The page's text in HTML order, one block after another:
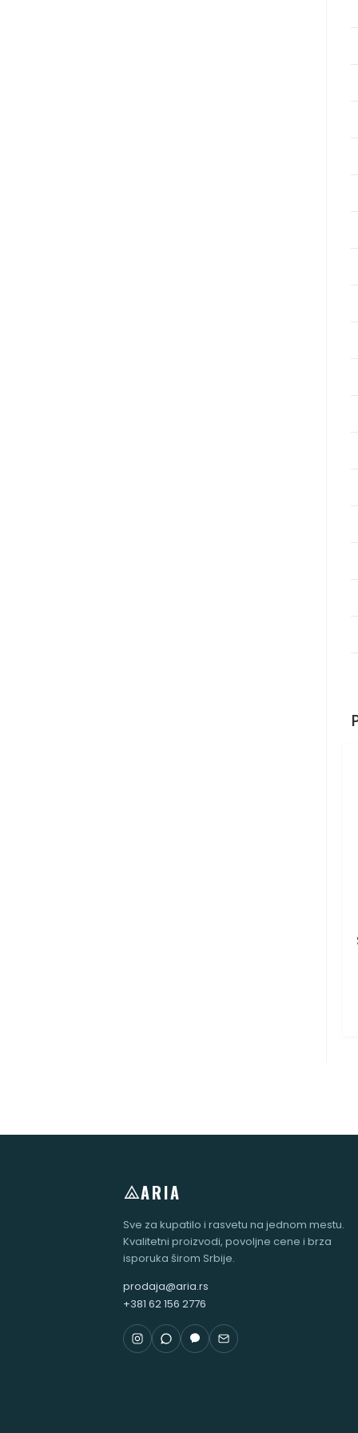
ARIA
Sve za kupatilo i rasvetu na jednom mestu.
Kvalitetni proizvodi, povoljne cene i brza
isporuka širom Srbije.
prodaja@aria.rs
+381 62 156 2776